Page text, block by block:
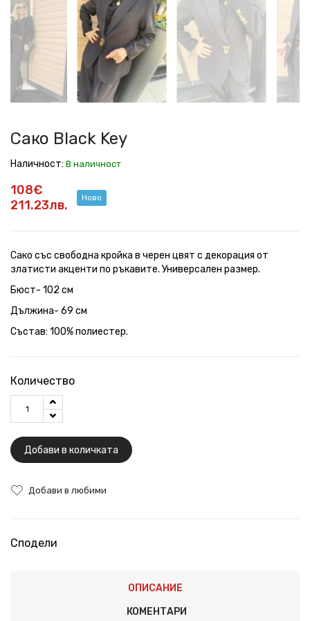
Key
Key
Key
Key
Key
Key
Сако Black Key
Наличност: В наличност
108€
211.23лв.
Ново
Сако със свободна кройка в черен цвят с декорация от
златисти акценти по ръкавите. Универсален размер.
Бюст- 102 см
Дължина- 69 см
Състав: 100% полиестер.
Количество
Добави в количката
Добави в любими
Сподели
ОПИСАНИЕ
КОМЕНТАРИ